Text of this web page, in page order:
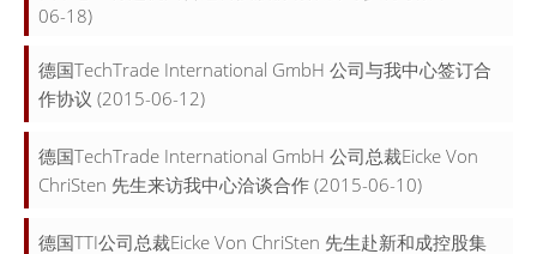
06-18)
德国TechTrade International GmbH 公司与我中心签订合
作协议 (2015-06-12)
德国TechTrade International GmbH 公司总裁Eicke Von
ChriSten 先生来访我中心洽谈合作 (2015-06-10)
德国TTI公司总裁Eicke Von ChriSten 先生赴新和成控股集